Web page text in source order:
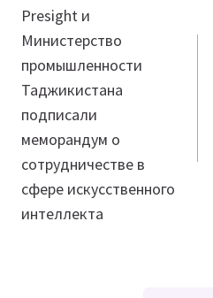
по
записям
Presight и
Министерство
промышленности
Таджикистана
подписали
меморандум о
сотрудничестве в
сфере искусственного
интеллекта